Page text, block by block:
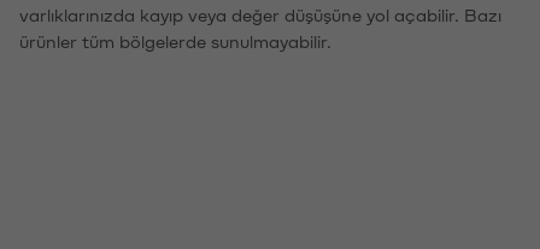
varlıklarınızda kayıp veya değer düşüşüne yol açabilir. Bazı
ürünler tüm bölgelerde sunulmayabilir.